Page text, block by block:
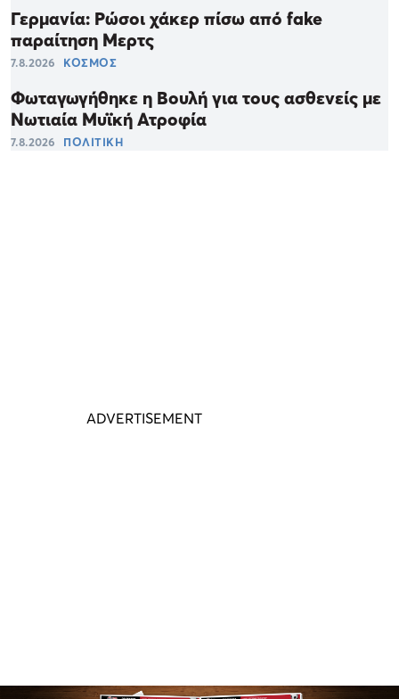
Γερμανία: Ρώσοι χάκερ πίσω από fake
παραίτηση Μερτς
7.8.2026 ΚΟΣΜΟΣ
Φωταγωγήθηκε η Βουλή για τους ασθενείς με
Νωτιαία Μυϊκή Ατροφία
7.8.2026 ΠΟΛΙΤΙΚΗ